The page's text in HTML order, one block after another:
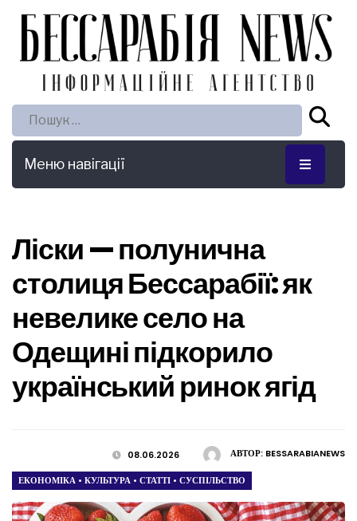
Пошук:
Меню навігації
Ліски — полунична
столиця Бессарабії: як
невелике село на
Одещині підкорило
український ринок ягід
АВТОР: BESSARABIANEWS
08.06.2026
ЕКОНОМІКА • КУЛЬТУРА • СТАТТІ • СУСПІЛЬСТВО